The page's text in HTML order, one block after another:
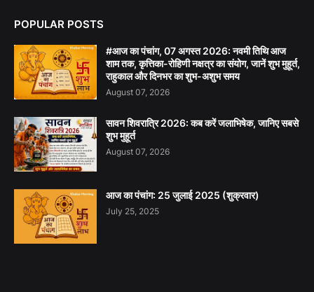
POPULAR POSTS
#आज का पंचांग, 07 अगस्त 2026: नवमी तिथि आज
शाम तक, कृत्तिका-रोहिणी नक्षत्र का संयोग, जानें शुभ मुहूर्त,
राहुकाल और दिनभर का शुभ-अशुभ समय
August 07, 2026
सावन शिवरात्रि 2026: कब करें जलाभिषेक, जानिए सबसे
शुभ मुहूर्त
August 07, 2026
आज का पंचांग: 25 जुलाई 2025 (शुक्रवार)
July 25, 2025